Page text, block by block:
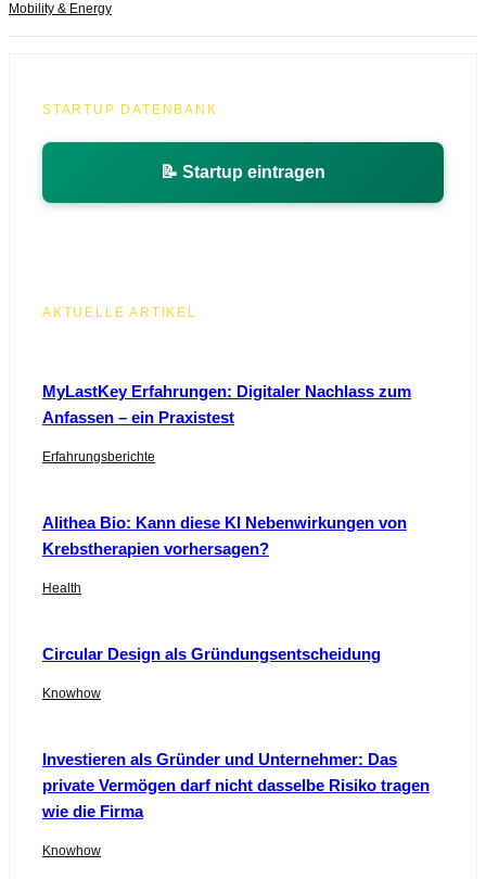
Mobility & Energy
STARTUP DATENBANK
📝 Startup eintragen
AKTUELLE ARTIKEL
MyLastKey Erfahrungen: Digitaler Nachlass zum
Anfassen – ein Praxistest
Erfahrungsberichte
Alithea Bio: Kann diese KI Nebenwirkungen von
Krebstherapien vorhersagen?
Health
Circular Design als Gründungsentscheidung
Knowhow
Investieren als Gründer und Unternehmer: Das
private Vermögen darf nicht dasselbe Risiko tragen
wie die Firma
Knowhow